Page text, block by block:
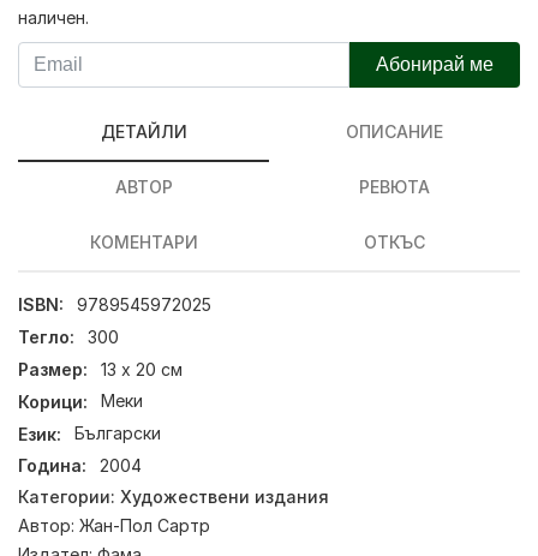
наличен.
Абонирай ме
ДЕТАЙЛИ ОПИСАНИЕ
АВТОР РЕВЮТА
КОМЕНТАРИ ОТКЪС
ISBN:
9789545972025
Тегло:
300
Размер:
13 х 20 см
Корици:
Меки
Език:
Български
Година:
2004
Категории: Художествени издания
Автор: Жан-Пол Сартр